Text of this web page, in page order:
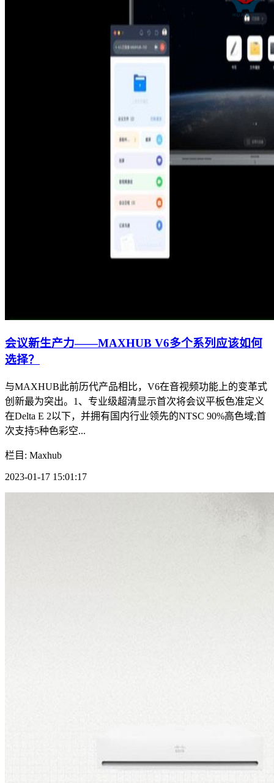
会议新生产力——MAXHUB V6多个系列应该如何
选择？
与MAXHUB此前历代产品相比，V6在音视频功能上的变革式
创新最为突出。1、专业级超清显示首次将会议平板色准定义
在Delta E 2以下，并拥有国内行业领先的NTSC 90%高色域;首
次支持5种色彩空...
栏目: Maxhub
2023-01-17 15:01:17